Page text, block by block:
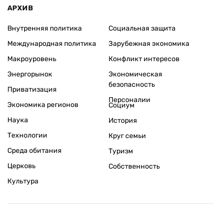
АРХИВ
Внутренняя политика
Международная политика
Макроуровень
Энергорынок
Приватизация
Экономика регионов
Социальная защита
Зарубежная экономика
Конфликт интересов
Экономическая
безопасность
Персоналии
Наука
Технологии
Среда обитания
Церковь
Культура
Социум
История
Круг семьи
Туризм
Собственность